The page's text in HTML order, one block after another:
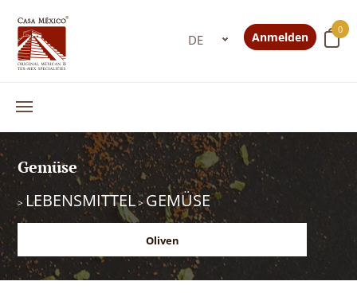
0
Anmelden
Gemüse
>LEBENSMITTEL>GEMÜSE
Oliven